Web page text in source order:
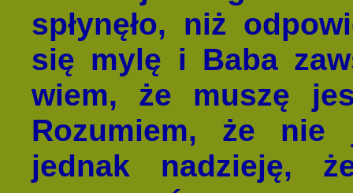
spłynęło, niż
się mylę i Baba
wiem, że muszę
Rozumiem, że nie
jednak nadzieję,